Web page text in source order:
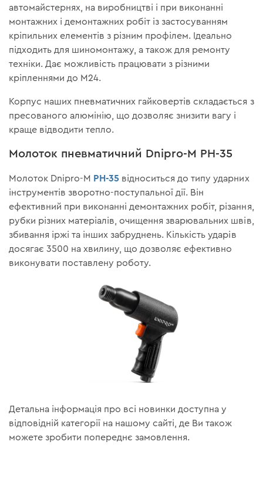
автомайстернях, на виробництві і при виконанні
монтажних і демонтажних робіт із застосуванням
кріпильних елементів з різним профілем. Ідеально
підходить для шиномонтажу, а також для ремонту
техніки. Дає можливість працювати з різними
кріпленнями до М24.
Корпус наших пневматичних гайковертів складається з
пресованого алюмінію, що дозволяє знизити вагу і
краще відводити тепло.
Молоток пневматичний Dnipro-M РН-35
Молоток Dnipro-M РН-35 відноситься до типу ударних
інструментів зворотно-поступальної дії. Він
ефективний при виконанні демонтажних робіт, різання,
рубки різних матеріалів, очищення зварювальних швів,
збивання іржі та інших забруднень. Кількість ударів
досягає 3500 на хвилину, що дозволяє ефективно
виконувати поставлену роботу.
Детальна інформація про всі новинки доступна у
відповідній категорії на нашому сайті, де Ви також
можете зробити попереднє замовлення.